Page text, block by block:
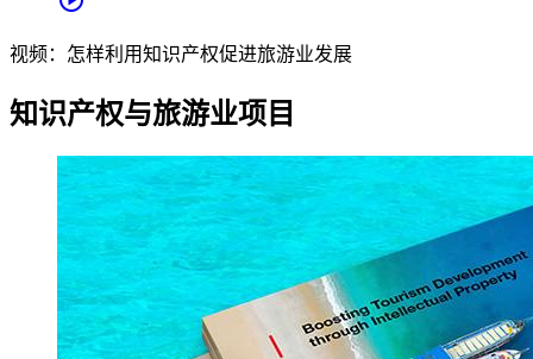
视频：怎样利用知识产权促进旅游业发展
知识产权与旅游业项目